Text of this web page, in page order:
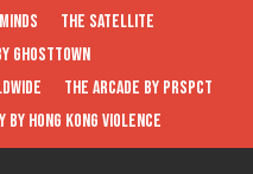
THE SATELLITE
GHOSTTOWN
THE ARCADE by PRSPCT
by HONG KONG VIOLENCE